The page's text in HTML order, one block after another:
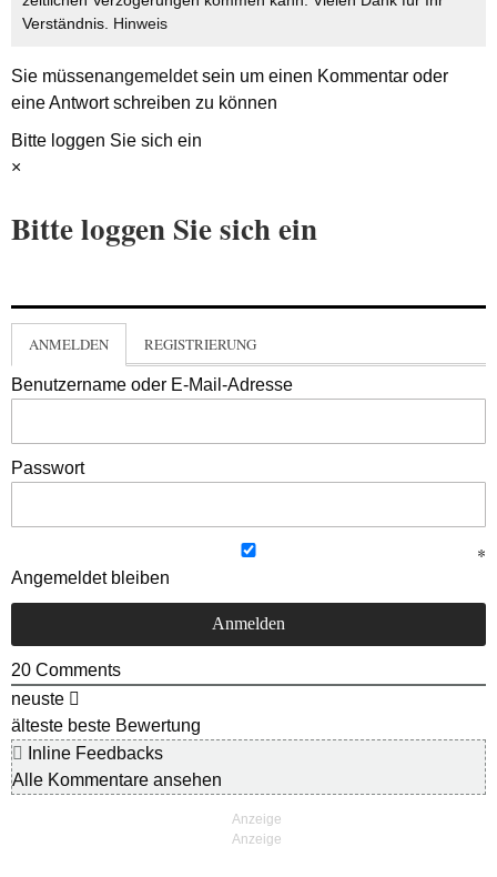
Verständnis. Hinweis
Sie müssenangemeldetsein um einen Kommentar oder
eine Antwort schreiben zu können
Bitte loggen Sie sich ein
×
Bitte loggen Sie sich ein
ANMELDEN REGISTRIERUNG
Benutzername oder E-Mail-Adresse
Passwort
Angemeldet bleiben
20 Comments
neuste
älteste beste Bewertung
Inline Feedbacks
Alle Kommentare ansehen